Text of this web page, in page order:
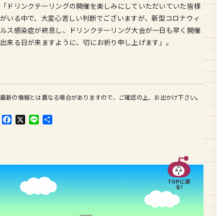
「ドリンクテーリングの開催を楽しみにしていただいていた皆様
がいる中で、大変心苦しい判断でございますが、新型コロナウィ
ルス感染症が終息し、ドリンクテーリング大会が一日も早く開催
出来る日が来ますように、切にお祈り申し上げます」。
最新の情報とは異なる場合がありますので、ご確認の上、お出かけ下さい。
F
o
o
k
X
L
TOPに戻
る!